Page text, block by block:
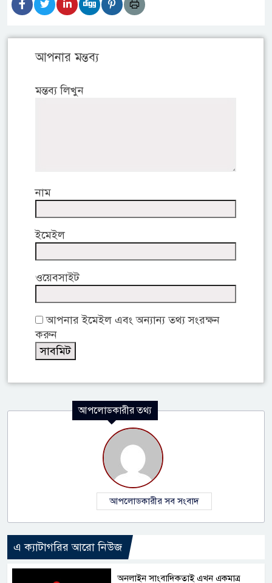
আপনার মন্তব্য
মন্তব্য লিখুন
নাম
ইমেইল
ওয়েবসাইট
আপনার ইমেইল এবং অন্যান্য তথ্য সংরক্ষন
করুন
আপলোডকারীর তথ্য
আপলোডকারীর সব সংবাদ
এ ক্যাটাগরির আরো নিউজ
অনলাইন সাংবাদিকতাই এখন একমাত্র